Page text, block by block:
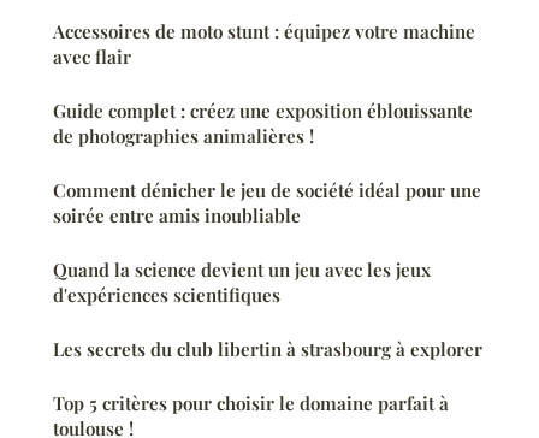
Accessoires de moto stunt : équipez votre machine
avec flair
Guide complet : créez une exposition éblouissante
de photographies animalières !
Comment dénicher le jeu de société idéal pour une
soirée entre amis inoubliable
Quand la science devient un jeu avec les jeux
d'expériences scientifiques
Les secrets du club libertin à strasbourg à explorer
Top 5 critères pour choisir le domaine parfait à
toulouse !